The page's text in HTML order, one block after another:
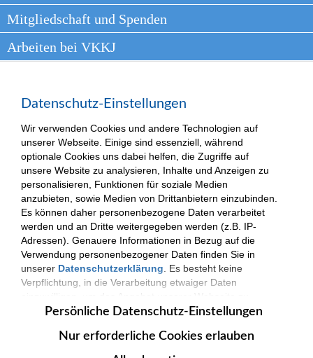
Mitgliedschaft und Spenden
Arbeiten bei VKKJ
Kontakt
(c) 2025| VKKJ - Verantwortung und Kompetenz für besondere Kinder und
Jugendliche.
Impressum
Datenschutz-Einstellungen
Wir verwenden Cookies und andere Technologien auf
unserer Webseite. Einige sind essenziell, während
optionale Cookies uns dabei helfen, die Zugriffe auf
unsere Website zu analysieren, Inhalte und Anzeigen zu
personalisieren, Funktionen für soziale Medien
anzubieten, sowie Medien von Drittanbietern einzubinden.
Es können daher personenbezogene Daten verarbeitet
werden und an Dritte weitergegeben werden (z.B. IP-
Adressen). Genauere Informationen in Bezug auf die
Verwendung personenbezogener Daten finden Sie in
unserer Datenschutzerklärung . Es besteht keine
Verpflichtung, in die Verarbeitung etwaiger Daten
nutzen. Die Datenverarbeitung erfolgt nur nach
persönlichen Datenschutz-Einstellungen widerrufen
Persönliche Datenschutz-Einstellungen
Nur erforderliche Cookies erlauben